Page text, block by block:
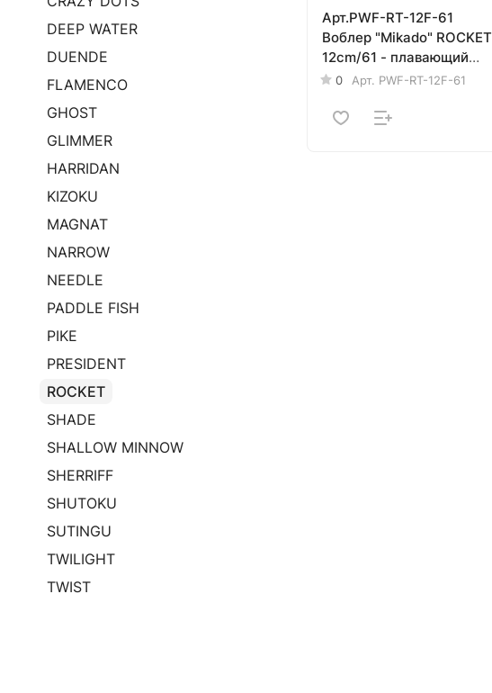
Арт.PWF-RT-12F-61
Воблер "Mikado" ROCKET
12cm/61 - плавающий
(32,0г /до 5,0м)
0 Арт. PWF-RT-12F-61
DEEP WATER
DUENDE
FLAMENCO
GHOST
GLIMMER
HARRIDAN
KIZOKU
MAGNAT
NARROW
NEEDLE
PADDLE FISH
PIKE
PRESIDENT
ROCKET
SHADE
SHALLOW MINNOW
SHERRIFF
SHUTOKU
SUTINGU
TWILIGHT
TWIST